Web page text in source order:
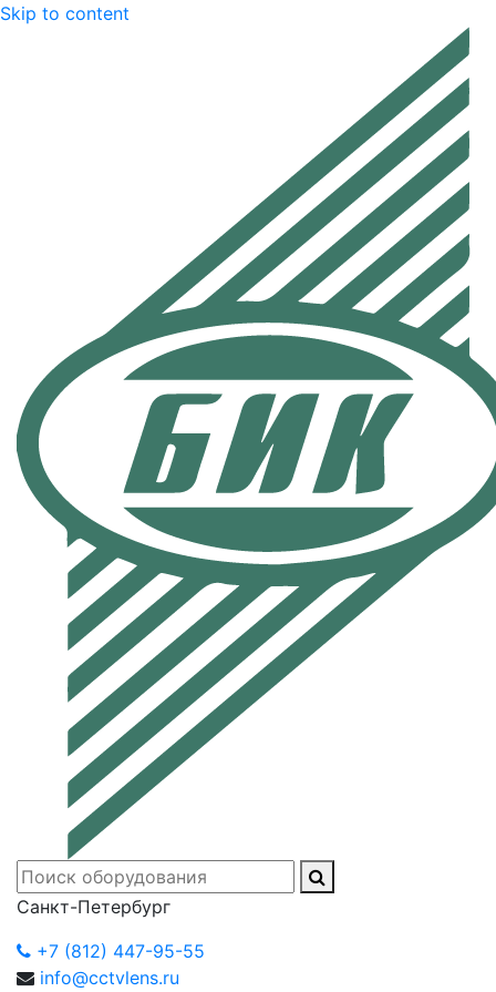
Skip to content
Санкт-Петербург
+7 (812) 447-95-55
info@cctvlens.ru